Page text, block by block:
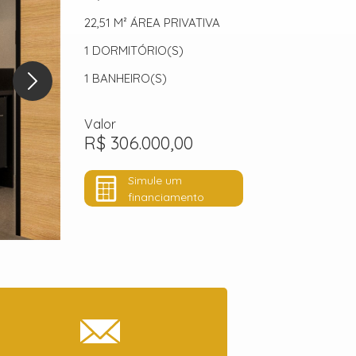
22,51 M² ÁREA PRIVATIVA
1 DORMITÓRIO(S)
1 BANHEIRO(S)
Valor
R$ 306.000,00
Simule um
financiamento